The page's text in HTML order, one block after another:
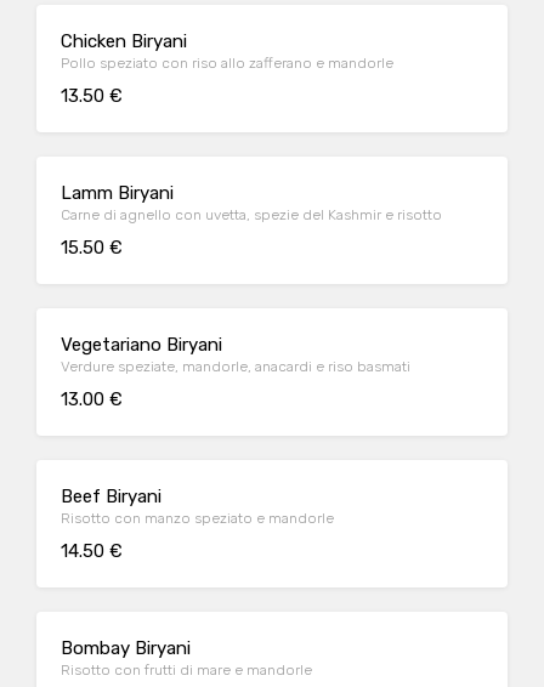
Chicken Biryani
Pollo speziato con riso allo zafferano e mandorle
13.50 €
Lamm Biryani
Carne di agnello con uvetta, spezie del Kashmir e risotto
15.50 €
Vegetariano Biryani
Verdure speziate, mandorle, anacardi e riso basmati
13.00 €
Beef Biryani
Risotto con manzo speziato e mandorle
14.50 €
Bombay Biryani
Risotto con frutti di mare e mandorle